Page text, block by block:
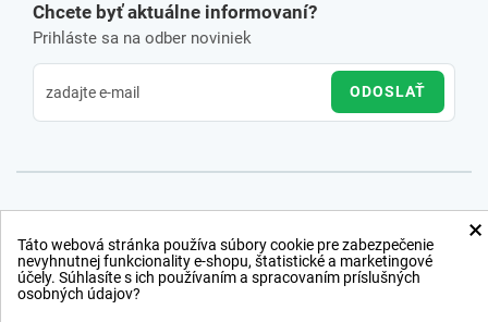
Chcete byť aktuálne informovaní?
Prihláste sa na odber noviniek
ODOSLAŤ
×
Táto webová stránka používa súbory cookie pre zabezpečenie
nevyhnutnej funkcionality e-shopu, štatistické a marketingové
účely. Súhlasíte s ich používaním a spracovaním príslušných
osobných údajov?